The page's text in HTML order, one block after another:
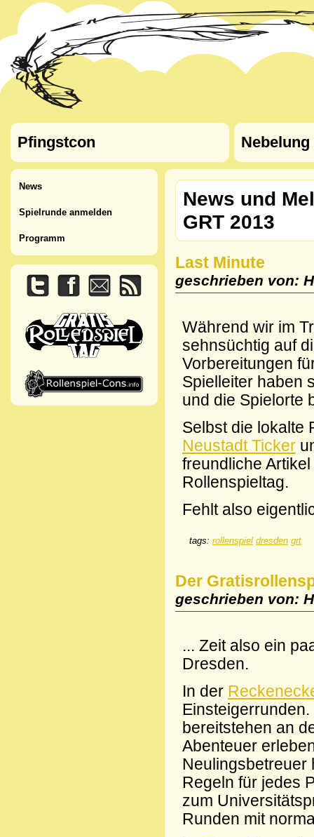
Pfingstcon Nebelung
News
Spielrunde anmelden
Programm
News und
GRT 2013
Last Minute
geschrieben von:
Während wir im
sehnsüchtig auf
Vorbereitungen
Spielleiter haben
und die Spielorte
Selbst die lokalte
Neustadt Ticker
freundliche
Rollenspieltag.
Fehlt also
tags: rollenspiel dresden grt
Der
geschrieben von:
... Zeit also ein
Dresden.
In der
bereitstehen an
Abenteuer
Neulingsbetreuer
Regeln für jedes
zum
Runden mit